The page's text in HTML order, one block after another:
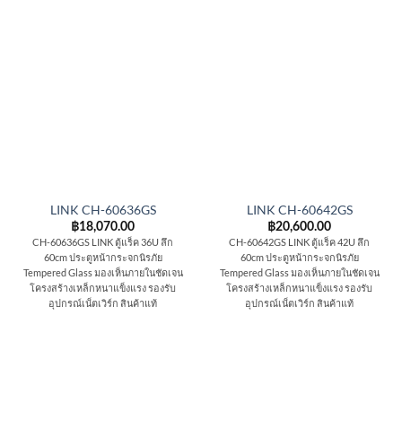
LINK CH-60636GS
฿18,070.00
CH-60636GS LINK ตู้แร็ค 36U ลึก
60cm ประตูหน้ากระจกนิรภัย
Tempered Glass มองเห็นภายในชัดเจน
โครงสร้างเหล็กหนาแข็งแรง รองรับ
อุปกรณ์เน็ตเวิร์ก สินค้าแท้
LINK CH-60642GS
฿20,600.00
CH-60642GS LINK ตู้แร็ค 42U ลึก
60cm ประตูหน้ากระจกนิรภัย
Tempered Glass มองเห็นภายในชัดเจน
โครงสร้างเหล็กหนาแข็งแรง รองรับ
อุปกรณ์เน็ตเวิร์ก สินค้าแท้